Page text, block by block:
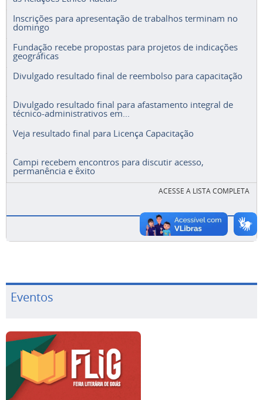
Inscrições para apresentação de trabalhos terminam no
domingo
Fundação recebe propostas para projetos de indicações
geográficas
Divulgado resultado final de reembolso para capacitação
Divulgado resultado final para afastamento integral de
técnico-administrativos em...
Veja resultado final para Licença Capacitação
Campi recebem encontros para discutir acesso,
permanência e êxito
ACESSE A LISTA COMPLETA
Eventos